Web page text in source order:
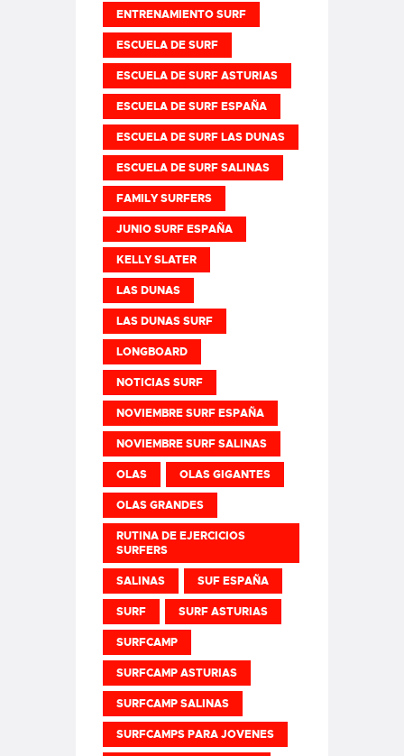
ENTRENAMIENTO SURF
ESCUELA DE SURF
ESCUELA DE SURF ASTURIAS
ESCUELA DE SURF ESPAÑA
ESCUELA DE SURF LAS DUNAS
ESCUELA DE SURF SALINAS
FAMILY SURFERS
JUNIO SURF ESPAÑA
KELLY SLATER
LAS DUNAS
LAS DUNAS SURF
LONGBOARD
NOTICIAS SURF
NOVIEMBRE SURF ESPAÑA
NOVIEMBRE SURF SALINAS
OLAS OLAS GIGANTES
OLAS GRANDES
RUTINA DE EJERCICIOS
SURFERS
SALINAS SUF ESPAÑA
SURF SURF ASTURIAS
SURFCAMP
SURFCAMP ASTURIAS
SURFCAMP SALINAS
SURFCAMPS PARA JOVENES